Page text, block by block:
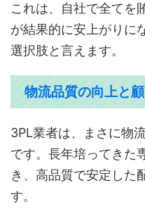
これは、自社で全てを
が結果的に安上がりに
選択肢と言えます。
物流品質の向上と
3PL業者は、まさに物
です。長年培ってきた
き、高品質で安定した
す。